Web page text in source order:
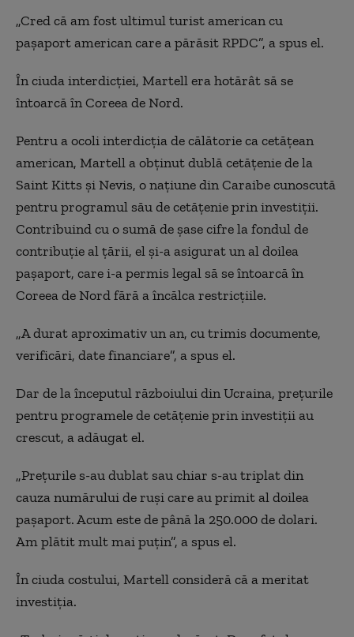
„Cred că am fost ultimul turist american cu
pașaport american care a părăsit RPDC”, a spus el.
În ciuda interdicției, Martell era hotărât să se
întoarcă în Coreea de Nord.
Pentru a ocoli interdicția de călătorie ca cetățean
american, Martell a obținut dublă cetățenie de la
Saint Kitts și Nevis, o națiune din Caraibe cunoscută
pentru programul său de cetățenie prin investiții.
Contribuind cu o sumă de șase cifre la fondul de
contribuție al țării, el și-a asigurat un al doilea
pașaport, care i-a permis legal să se întoarcă în
Coreea de Nord fără a încălca restricțiile.
„A durat aproximativ un an, cu trimis documente,
verificări, date financiare”, a spus el.
Dar de la începutul războiului din Ucraina, prețurile
pentru programele de cetățenie prin investiții au
crescut, a adăugat el.
„Prețurile s-au dublat sau chiar s-au triplat din
cauza numărului de ruși care au primit al doilea
pașaport. Acum este de până la 250.000 de dolari.
Am plătit mult mai puțin”, a spus el.
În ciuda costului, Martell consideră că a meritat
investiția.